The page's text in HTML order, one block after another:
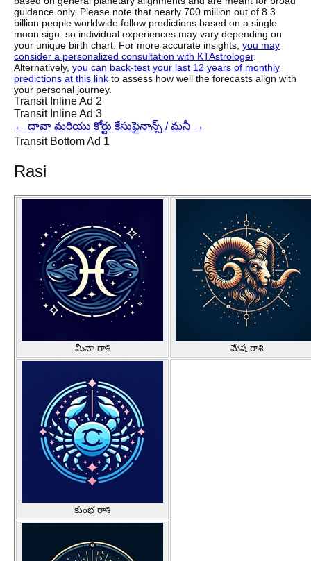
guidance only. Please note that nearly 700 million out of 8.3
billion people worldwide follow predictions based on a single
moon sign. so individual experiences may vary depending on
your unique birth chart. For more accurate insights, you may
consider a personalized consultation with KTAstrologer.
Alternatively, you can back-test your last 12 years of monthly
predictions at this link to assess how well the forecasts align with
your personal journey.
Transit Inline Ad 2
Transit Inline Ad 3
← దావా మరియు కోర్టు కేసుఫైనాన్స్ / మనీ →
Transit Bottom Ad 1
Rasi
మీనా రాశి మేష రాశి
కుంభ రాశి